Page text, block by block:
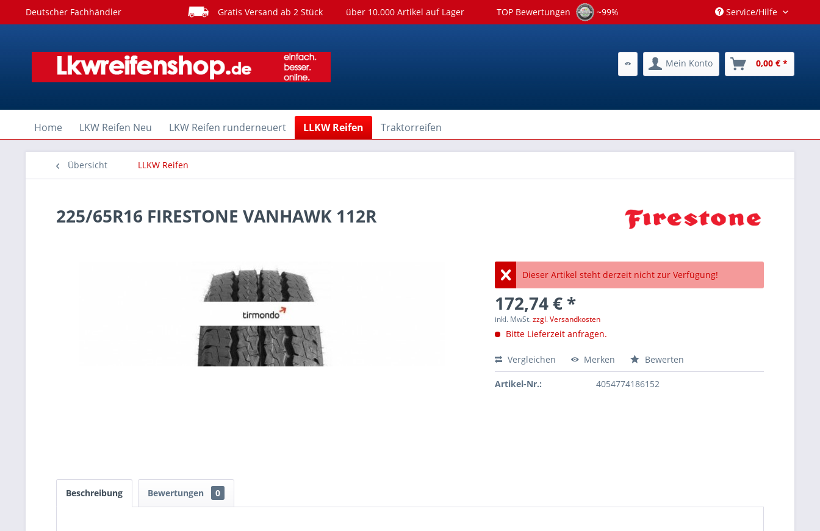
Deutscher Fachhändler Gratis Versand ab 2 Stück über 10.000 Artikel auf Lager TOP Bewertungen ~99% Service/Hilfe
Mein Konto 0,00 € *
Home LKW Reifen Neu LKW Reifen runderneuert LLKW Reifen Traktorreifen
Übersicht LLKW Reifen
225/65R16 FIRESTONE VANHAWK 112R
Dieser Artikel steht derzeit nicht zur Verfügung!
172,74 € *
inkl. MwSt.zzgl. Versandkosten
Bitte Lieferzeit anfragen.
Vergleichen Merken Bewerten
Artikel-Nr.: 4054774186152
Beschreibung Bewertungen 0